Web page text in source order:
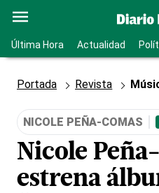
Última Hora Actualidad
Portada Revista
NICOLE PEÑA-COMAS
Nicole
estrena